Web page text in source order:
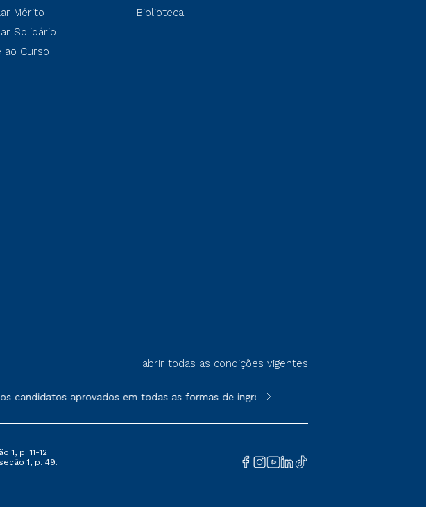
Mérito
Solidário
ao Curso
Biblioteca
abrir todas as condições vigentes
aprovados em todas as formas de ingresso, exceto na prova on-line ou
**Semipresencial é um formato do
1, p. 11-12
1, p. 49.